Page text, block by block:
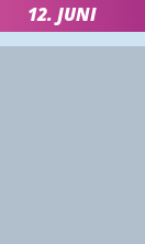
12. JUNI